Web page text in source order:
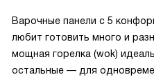
Варочные панели с 5
любит готовить много и
мощная горелка (wok)
остальные — для